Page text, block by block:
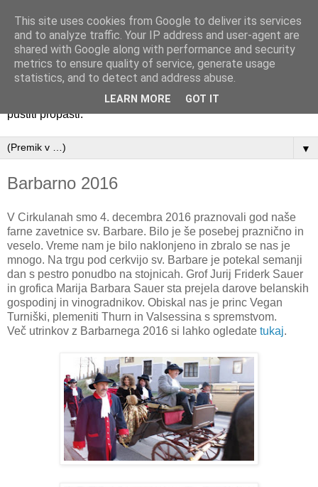
Društvo za oživitev gradu
Borl
Pogled na grad BorlGrad Borl je biser, ki ga ne smemo
pustiti propasti.
▼
Barbarno 2016
V Cirkulanah smo 4. decembra 2016 praznovali god naše
farne zavetnice sv. Barbare. Bilo je še posebej praznično in
veselo. Vreme nam je bilo naklonjeno in zbralo se nas je
mnogo. Na trgu pod cerkvijo sv. Barbare je potekal semanji
dan s pestro ponudbo na stojnicah. Grof Jurij Friderk Sauer
in grofica Marija Barbara Sauer sta prejela darove belanskih
gospodinj in vinogradnikov. Obiskal nas je princ Vegan
Turniški, plemeniti Thurn in Valsessina s spremstvom.
Več utrinkov z Barbarnega 2016 si lahko ogledate tukaj.
This site uses cookies from Google to deliver its services
and to analyze traffic. Your IP address and user-agent are
shared with Google along with performance and security
metrics to ensure quality of service, generate usage
statistics, and to detect and address abuse.
LEARN MORE GOT IT